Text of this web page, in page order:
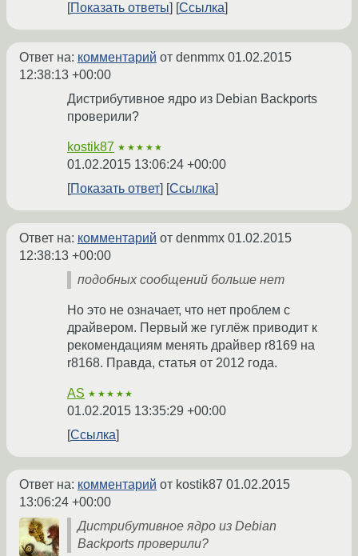
Показать ответы Ссылка
Ответ на: комментарий от denmmx 01.02.2015
12:38:13 +00:00
Дистрибутивное ядро из Debian Backports
проверили?
kostik87 ★★★★★
01.02.2015 13:06:24 +00:00
Показать ответ
Ссылка
Ответ на: комментарий от denmmx 01.02.2015
12:38:13 +00:00
подобных сообщений больше нет
Но это не означает, что нет проблем с
драйвером. Первый же гуглёж приводит к
рекомендациям менять драйвер r8169 на
r8168. Правда, статья от 2012 года.
AS ★★★★★
01.02.2015 13:35:29 +00:00
Ссылка
Ответ на: комментарий от kostik87 01.02.2015
13:06:24 +00:00
Дистрибутивное ядро из Debian
Backports проверили?